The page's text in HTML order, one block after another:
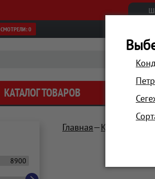
СМОТРЕЛИ:0
КАТАЛОГ ТОВАРОВ АКЦИИ
Главная Красота и